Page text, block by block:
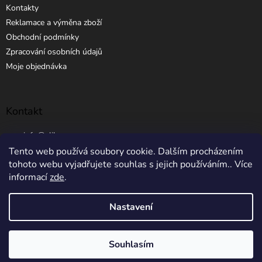
Tento web používá soubory cookie. Dalším procházením
tohoto webu vyjadřujete souhlas s jejich používáním.. Více
informacízde.
Nastavení
Souhlasím
Kontakty
Reklamace a výměna zboží
Obchodní podmínky
Zpracování osobních údajů
Moje objednávka
Kontakt
info @ elibros.cz
+420 734 184 444
eLibros.cz. Všechna práva vyhrazena.